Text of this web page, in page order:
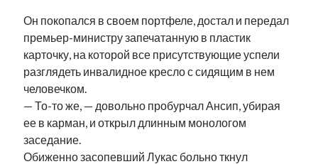
Он покопался в своем портфеле, достал и передал
премьер-министру запечатанную в пластик
карточку, на которой все присутствующие успели
разглядеть инвалидное кресло с сидящим в нем
человечком.
— То-то же, — довольно пробурчал Ансип, убирая
ее в карман, и открыл длинным монологом
заседание.
Обиженно засопевший Лукас больно ткнул